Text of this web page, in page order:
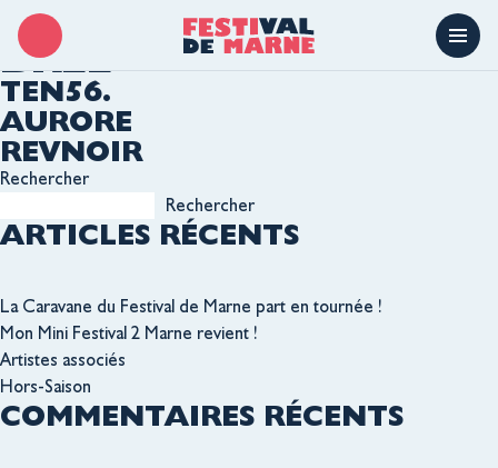
LIEU : SALLE JACQUES
BREL
TEN56.
AURORE
REVNOIR
Rechercher
Rechercher
ARTICLES RÉCENTS
La Caravane du Festival de Marne part en tournée !
Mon Mini Festival 2 Marne revient !
Artistes associés
Hors-Saison
COMMENTAIRES RÉCENTS